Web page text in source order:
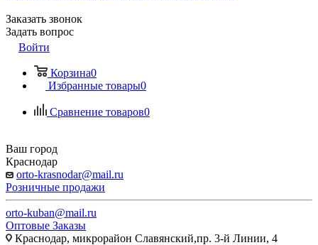
Заказать звонок
Задать вопрос
Войти
Корзина0
Избранные товары0
Сравнение товаров0
Ваш город
Краснодар
orto-krasnodar@mail.ru
Розничные продажи
orto-kuban@mail.ru
Оптовые Заказы
Краснодар, микрорайон Славянский,пр. 3-й Линии, 4